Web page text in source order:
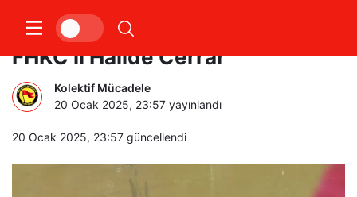
İsrail’in 1 numaralı siyasi rehinesi
FHKC’li Halide Cerrar
Kolektif Mücadele
20 Ocak 2025, 23:57 yayınlandı
20 Ocak 2025, 23:57 güncellendi